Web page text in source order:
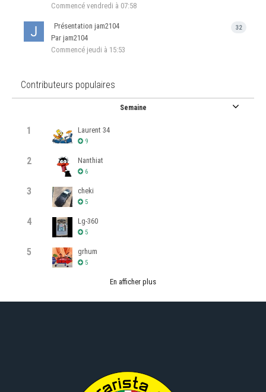
Commencé vendredi à 07:58
32
Présentation jam2104
Par jam2104
Commencé jeudi à 15:53
Contributeurs populaires
Semaine
1 Laurent 34
9
2 Nanthiat
6
3 cheki
5
4 Lg-360
5
5 grhum
5
En afficher plus